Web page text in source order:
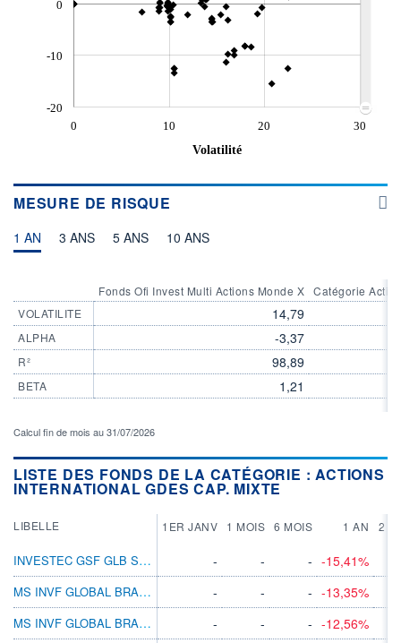
-20
-10
0
0 10 20
30
Volatilité
MESURE DE RISQUE
1 AN 3 ANS 5 ANS 10 ANS
VOLATILITE
ALPHA
R²
BETA
Fonds Ofi Invest Multi Actions Monde X
14,79
-3,37
98,89
1,21
Catégorie
Calcul fin de mois au 31/07/2026
LISTE DES FONDS DE LA CATÉGORIE : ACTIONS
INTERNATIONAL GDES CAP. MIXTE
LIBELLE 1ER JANV 1 MOIS 6 MOIS 1 AN 2
INVESTEC GSF GLB STRAT EQ S INC EUR - - - -15,41%
MS INVF GLOBAL BRANDS AX
- - - -13,35%
MS INVF GLOBAL BRANDS F
- - - -12,56%